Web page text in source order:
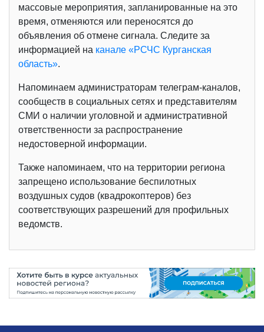
массовые мероприятия, запланированные на это
время, отменяются или переносятся до
объявления об отмене сигнала. Следите за
информацией на канале «РСЧС Курганская
область».
Напоминаем администраторам телеграм-каналов,
сообществ в социальных сетях и представителям
СМИ о наличии уголовной и административной
ответственности за распространение
недостоверной информации.
Также напоминаем, что на территории региона
запрещено использование беспилотных
воздушных судов (квадрокоптеров) без
соответствующих разрешений для профильных
ведомств.